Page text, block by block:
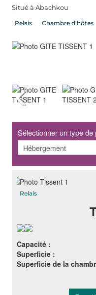
Situé à Abachkou
Relais Chambre d'hôtes
Sélectionner un type de
Relais
Capacité :
Superficie :
Superficie de la